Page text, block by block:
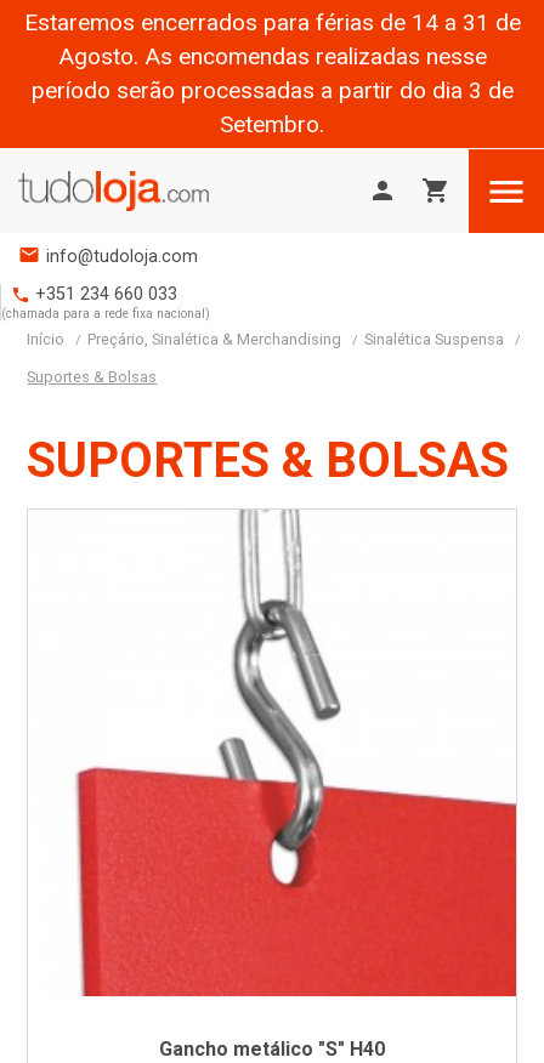
Estaremos encerrados para férias de 14 a 31 de
Agosto. As encomendas realizadas nesse
período serão processadas a partir do dia 3 de
Setembro.
person shopping_cart 
mail info@tudoloja.com
phone +351 234 660 033
(chamada para a rede fixa nacional)
Início Preçário, Sinalética & Merchandising Sinalética Suspensa
Suportes & Bolsas
SUPORTES & BOLSAS
Gancho metálico "S" H40